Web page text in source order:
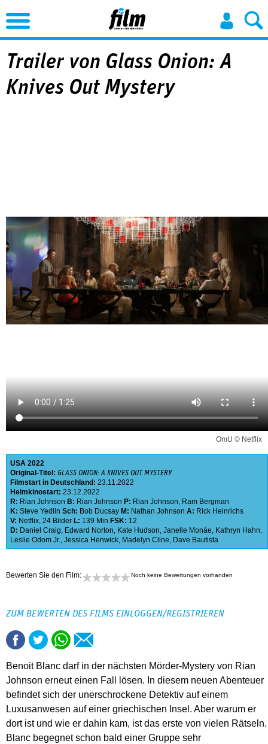
Jump to Navigation
Trailer von Glass Onion: A
Knives Out Mystery
OmU © Netflix
USA 2022
Original-Titel: GLASS ONION: A KNIVES OUT MYSTERY
Filmstart in Deutschland: 23.11.2022
Heimkinostart: 23.12.2022
R: Rian Johnson B: Rian Johnson P: Rian Johnson, Ram Bergman
K: Steve Yedlin Sch: Bob Ducsay M: Nathan Johnson A: Rick Heinrichs
V: Netflix, 24 Bilder L: 139 Min FSK: 12
D: Daniel Craig, Edward Norton, Kate Hudson, Janelle Monáe, Kathryn Hahn,
Leslie Odom Jr., Jessica Henwick, Madelyn Cline, Dave Bautista
Bewerten Sie den Film: Noch keine Bewertungen vorhanden
ZUM BEWERTEN DES FILMS EINLOGGEN/REGISTRIEREN
Benoit Blanc darf in der nächsten Mörder-Mystery von Rian
Johnson erneut einen Fall lösen. In diesem neuen Abenteuer
befindet sich der unerschrockene Detektiv auf einem
Luxusanwesen auf einer griechischen Insel. Aber warum er
dort ist und wie er dahin kam, ist das erste von vielen Rätseln.
Blanc begegnet schon bald einer Gruppe sehr